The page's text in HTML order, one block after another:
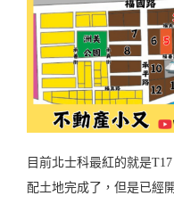
目前北士科最紅的就是
配土地完成了，但是已經